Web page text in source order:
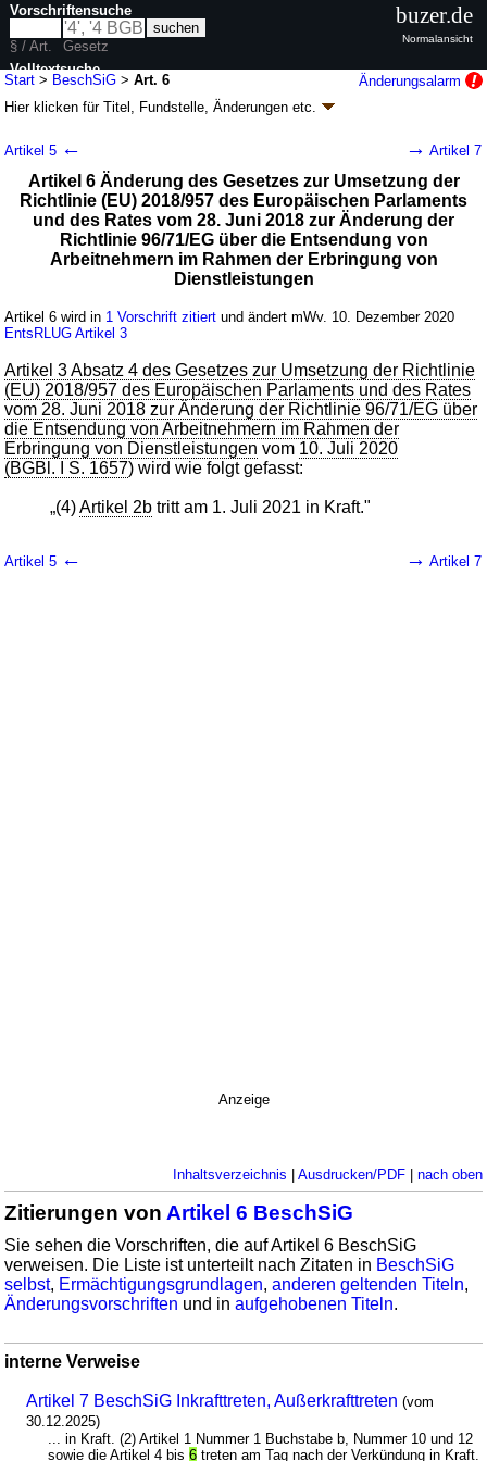
Start > BeschSiG >Art. 6
Änderungsalarm
Hier klicken fürTitel, Fundstelle, Änderungen etc.
(BeschSiG)
G. v. 03.12.2020BGBl. I S. 2691( Nr. 59); zuletzt geändert durchArtikel 14
G. v. 22.12.2025BGBl. 2025 I Nr. 355
Geltung ab 01.01.2021, abweichend sieheArtikel 7
8 Änderungen | Drucksachen / Entwurf / Begründung |
wird in 4 Vorschriften zitiert
Artikel 5 ← → Artikel 7
Artikel 6 Änderung des Gesetzes zur Umsetzung der
Richtlinie (EU) 2018/957 des Europäischen Parlaments
und des Rates vom 28. Juni 2018 zur Änderung der
Richtlinie 96/71/EG über die Entsendung von
Arbeitnehmern im Rahmen der Erbringung von
Dienstleistungen
Artikel 6 wird in 1 Vorschrift zitiert und ändert mWv. 10. Dezember 2020
EntsRLUG Artikel 3
Artikel 3 Absatz 4 des Gesetzes zur Umsetzung der Richtlinie
(EU) 2018/957 des Europäischen Parlaments und des Rates
vom 28. Juni 2018 zur Änderung der Richtlinie 96/71/EG über
die Entsendung von Arbeitnehmern im Rahmen der
Erbringung von Dienstleistungen vom 10. Juli 2020
(BGBl. I S. 1657) wird wie folgt gefasst:
„(4)Artikel 2b tritt am 1. Juli 2021 in Kraft."
Artikel 5 ← → Artikel 7
Anzeige
Inhaltsverzeichnis | Ausdrucken/PDF| nach oben
Zitierungen von Artikel 6 BeschSiG
Sie sehen die Vorschriften, die auf Artikel 6 BeschSiG
verweisen. Die Liste ist unterteilt nach Zitaten in BeschSiG
selbst, Ermächtigungsgrundlagen,anderen geltenden Titeln,
Änderungsvorschriften und inaufgehobenen Titeln.
interne Verweise
Artikel 7 BeschSiG Inkrafttreten, Außerkrafttreten (vom
30.12.2025)
... in Kraft. (2) Artikel 1 Nummer 1 Buchstabe b, Nummer 10 und 12
sowie die Artikel 4 bis6 treten am Tag nach der Verkündung in Kraft.
Vorschriftensuche
§ / Art.
Gesetz
Volltextsuche
nur in BeschSiG
buzer.de
Normalansicht